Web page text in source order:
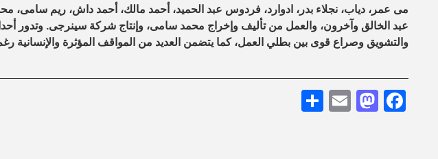
مى عمر، دياب، نجلاء بدر، ادوارد، فردوس عبد الحميد، أحمد مالك، أحمد داش، ريم سامى،
عبد الخالق وآخرون، والعمل من تأليف وإخراج محمد سامى، وإنتاج شركة سينرجى. وتدور
والتشويق وصراع قوى بين بطلي العمل، كما يتضمن العديد من المواقف المؤثرة والإنسانية
Facebook
Mastodon
Email